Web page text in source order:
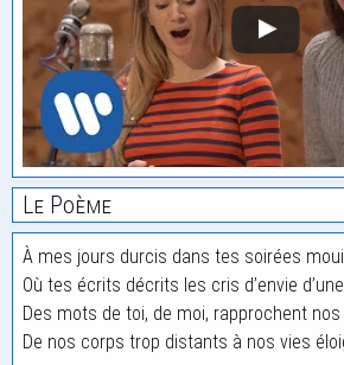
Le Poème
À mes jours durcis dans tes soirées
Où tes écrits décrits les cris d’envie
Des mots de toi, de moi, rapprochent
De nos corps trop distants à nos vies